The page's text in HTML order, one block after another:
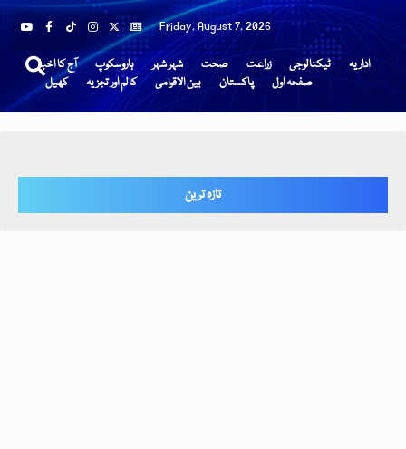
Friday, August 7, 2026
آج کا اخبار ہاروسکوپ شہر شہر صحت زراعت ٹیکنالوجی
اداریہ
کھیل
کالم اور تجزیہ بین الاقوامی پاکستان صفحہ اول
تازہ ترین